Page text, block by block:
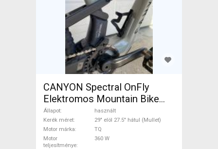
CANYON Spectral OnFly
Elektromos Mountain Bike
29" elöl 27.5" hátul (Mullet)
össztelós / fully TQ Shimano
Deore használt ELADÓ
Állapot
használt
Kerék méret
29" elöl 27.5" hátul (Mullet)
Motor márka
TQ
Motor
teljesítménye
360 W